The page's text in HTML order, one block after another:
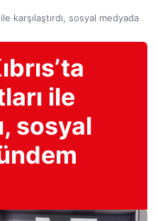
karşılaştırdı, sosyal medyada
ile
sosyal